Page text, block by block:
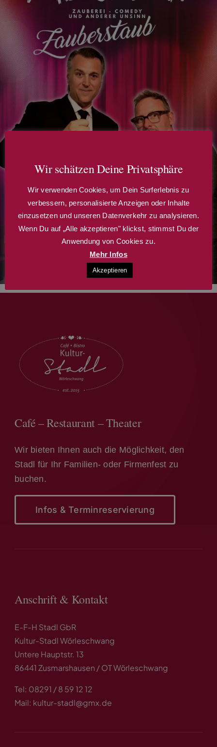
Café – Restaurant – Theater
Wir bieten Ihnen auch die Möglichkeit, den
Stadl für Ihr Familien- oder Firmenfest zu
buchen.
Infos & Terminreservierung
Anschrift & Kontakt
E-F-H Stadl GbR
Kultur-Stadl Wörleschwang
Untere Hauptstr. 13
86441 Zusmarshausen / OT Wörleschwang
Tel: 08291 / 8 59 12 12
Mail: kultur-stadl@gmx.de
Wir schätzen Deine Privatsphäre
Wir verwenden Cookies, um Dein Surferlebnis zu
verbessern, personalisierte Anzeigen oder Inhalte
einzusetzen und unseren Datenverkehr zu analysieren.
Wenn Du auf „Alle akzeptieren" klickst, stimmst Du der
Anwendung von Cookies zu.
Mehr Infos
Akzeptieren